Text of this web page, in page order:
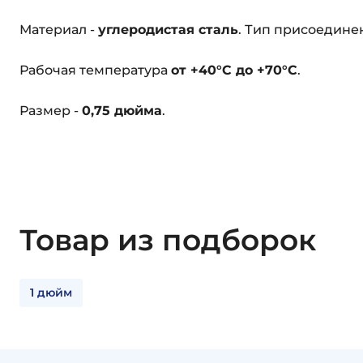
Материал - углеродистая сталь. Тип
Рабочая температура от +40°C до +70°C.
Размер - 0,75 дюйма.
Товар из подборок
1 дюйм